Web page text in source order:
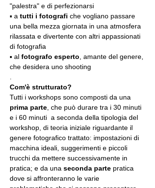
"palestra" e di perfezionarsi
▪️ a tutti i fotografi che vogliano passare
una bella mezza giornata in una atmosfera
rilassata e divertente con altri appassionati
di fotografia
▪️ al fotografo esperto , amante del genere,
che desidera uno shooting
Com'è strutturato?
Tutti i workshops sono composti da una
prima parte , che può durare tra i 30 minuti
e i 60 minuti  a seconda della tipologia del
workshop, di teoria iniziale riguardante il
genere fotografico trattato: impostazioni di
macchina ideali, suggerimenti e piccoli
trucchi da mettere successivamente in
pratica; e da una seconda parte pratica
dove si affronteranno le varie